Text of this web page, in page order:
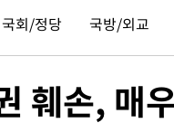
문 다중화된 전선 상황 논의
가 취소…“에어포스원 기밀정
주한 미군 취약해질 수 있어”
국회/정당 국방/외교
훼손, 매